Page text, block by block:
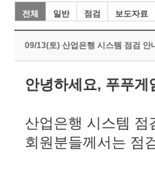
전체 일반 점검 보도자료
09/13(토) 산업은행 시스템 점검 안
안녕하세요, 푸푸게
산업은행 시스템 점
회원분들께서는 점